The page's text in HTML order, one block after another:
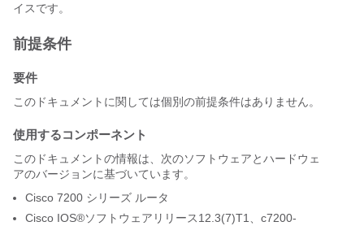
イスです。
前提条件
要件
このドキュメントに関しては個別の前提条件はありません。
使用するコンポーネント
このドキュメントの情報は、次のソフトウェアとハードウェ
アのバージョンに基づいています。
Cisco 7200 シリーズ ルータ
Cisco IOS®ソフトウェアリリース12.3(7)T1、c7200-